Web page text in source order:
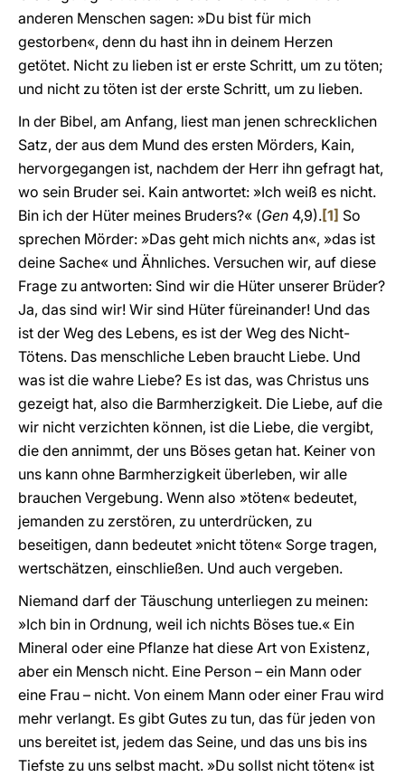
anderen Menschen sagen: »Du bist für mich
gestorben«, denn du hast ihn in deinem Herzen
getötet. Nicht zu lieben ist er erste Schritt, um zu töten;
und nicht zu töten ist der erste Schritt, um zu lieben.
In der Bibel, am Anfang, liest man jenen schrecklichen
Satz, der aus dem Mund des ersten Mörders, Kain,
hervorgegangen ist, nachdem der Herr ihn gefragt hat,
wo sein Bruder sei. Kain antwortet: »Ich weiß es nicht.
Bin ich der Hüter meines Bruders?« (Gen 4,9).[1] So
sprechen Mörder: »Das geht mich nichts an«, »das ist
deine Sache« und Ähnliches. Versuchen wir, auf diese
Frage zu antworten: Sind wir die Hüter unserer Brüder?
Ja, das sind wir! Wir sind Hüter füreinander! Und das
ist der Weg des Lebens, es ist der Weg des Nicht-
Tötens. Das menschliche Leben braucht Liebe. Und
was ist die wahre Liebe? Es ist das, was Christus uns
gezeigt hat, also die Barmherzigkeit. Die Liebe, auf die
wir nicht verzichten können, ist die Liebe, die vergibt,
die den annimmt, der uns Böses getan hat. Keiner von
uns kann ohne Barmherzigkeit überleben, wir alle
brauchen Vergebung. Wenn also »töten« bedeutet,
jemanden zu zerstören, zu unterdrücken, zu
beseitigen, dann bedeutet »nicht töten« Sorge tragen,
wertschätzen, einschließen. Und auch vergeben.
Niemand darf der Täuschung unterliegen zu meinen:
»Ich bin in Ordnung, weil ich nichts Böses tue.« Ein
Mineral oder eine Pflanze hat diese Art von Existenz,
aber ein Mensch nicht. Eine Person – ein Mann oder
eine Frau – nicht. Von einem Mann oder einer Frau wird
mehr verlangt. Es gibt Gutes zu tun, das für jeden von
uns bereitet ist, jedem das Seine, und das uns bis ins
Tiefste zu uns selbst macht. »Du sollst nicht töten« ist